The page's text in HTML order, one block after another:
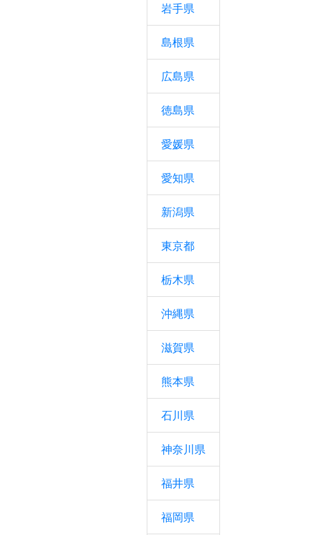
岩手県
島根県
広島県
徳島県
愛媛県
愛知県
新潟県
東京都
栃木県
沖縄県
滋賀県
熊本県
石川県
神奈川県
福井県
福岡県